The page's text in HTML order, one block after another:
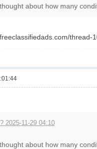
about how many
2025-11-29 04:10
about how many